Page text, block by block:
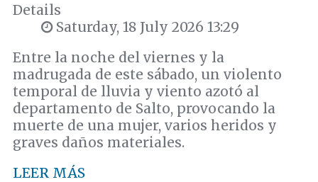
Details
Saturday, 18 July 2026 13:29
Entre la noche del viernes y la
madrugada de este sábado, un violento
temporal de lluvia y viento azotó al
departamento de Salto, provocando la
muerte de una mujer, varios heridos y
graves daños materiales.
LEER MÁS